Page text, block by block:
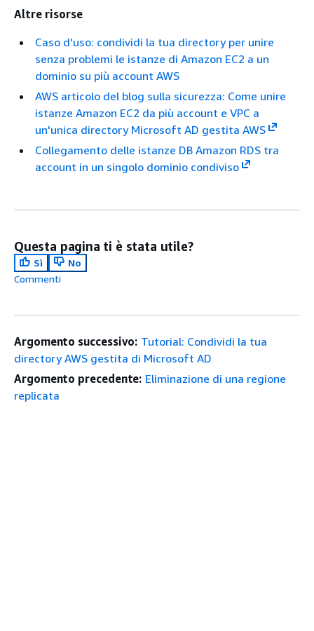
Altre risorse
Caso d'uso: condividi la tua directory per unire
senza problemi le istanze di Amazon EC2 a un
dominio su più account AWS
AWS articolo del blog sulla sicurezza: Come unire
istanze Amazon EC2 da più account e VPC a
un'unica directory Microsoft AD gestita AWS
Collegamento delle istanze DB Amazon RDS tra
account in un singolo dominio condiviso
Questa pagina ti è stata utile?
Sì
No
Commenti
Argomento successivo: Tutorial: Condividi la tua
directory AWS gestita di Microsoft AD
Argomento precedente: Eliminazione di una regione
replicata